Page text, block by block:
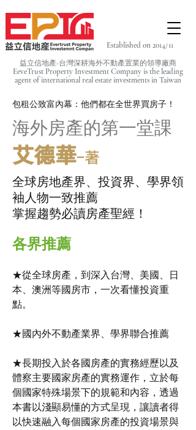
益立信地產-台灣深耕海外不動產置業的領導廠商
EeveTrust Property Investment Company is the leading
agent ofinternational real estate investments in Taiwan
Established on 2014/11
包租公致富內幕：他們都在全世界買房子！
海外房產的第一堂課
全球房地產界、投資界、學界領
袖人物一致推薦
掌握趨勢必讀房產聖經！
各界推薦
★從全球房產，到深入台灣、美國、日
本、澳洲等國房市，一次看懂投資重
點。
★國內外不動產業界、學界聯合推薦
★長期投入於各國房產的實務經歷以及
體察主要國家房產的實務運作，立於每
個國家特殊場景下的規範和內容，透過
本書以淺顯易懂的方式呈現，讓讀者得
以快速融入每個國家房產的投資場景與
艾德華-著